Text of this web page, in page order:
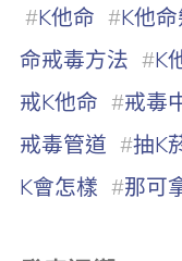
#K他命 #K他
命戒毒方法 #K
戒K他命 #戒毒
戒毒管道 #抽K
K會怎樣 #那可